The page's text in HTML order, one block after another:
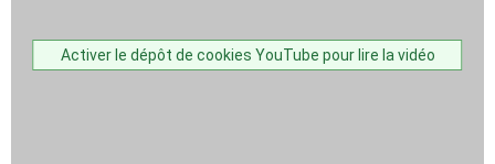
Activer le dépôt de cookies YouTube pour lire la vidéo